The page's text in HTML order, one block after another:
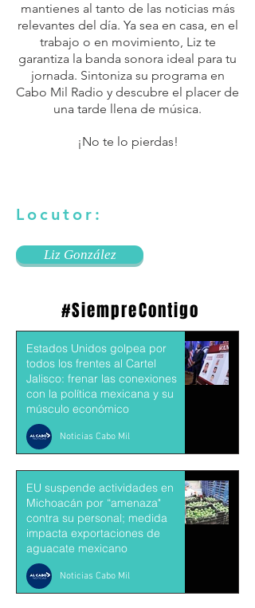
mantienes al tanto de las noticias más
relevantes del día. Ya sea en casa, en el
trabajo o en movimiento, Liz te
garantiza la banda sonora ideal para tu
jornada. Sintoniza su programa en
Cabo Mil Radio y descubre el placer de
una tarde llena de música.
¡No te lo pierdas!
Locutor:
Liz González
#SiempreContigo
Estados Unidos golpea por
todos los frentes al Cartel
Jalisco: frenar las conexiones
con la política mexicana y su
músculo económico
Noticias Cabo Mil
EU suspende actividades en
Michoacán por “amenaza"
contra su personal; medida
impacta exportaciones de
aguacate mexicano
Noticias Cabo Mil